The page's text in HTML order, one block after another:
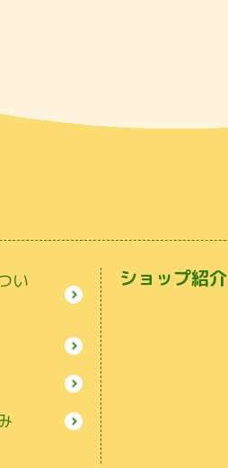
い
ショップ紹介